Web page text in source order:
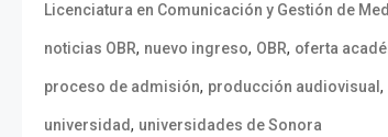
Licenciatura en Comunicación y Gestión de
noticias OBR, nuevo ingreso, OBR, oferta
proceso de admisión, producción audiovisual ,
universidad, universidades de Sonora